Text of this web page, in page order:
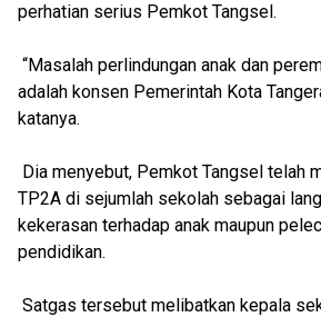
perhatian serius Pemkot Tangsel.
“Masalah perlindungan anak dan
adalah konsen Pemerintah Kota
katanya.
Dia menyebut, Pemkot Tangsel telah
TP2A di sejumlah sekolah sebagai
kekerasan terhadap anak maupun
pendidikan.
Satgas tersebut melibatkan kepala